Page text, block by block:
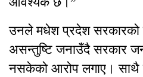
उनले मधेश प्रदेश सरकारको
असन्तुष्टि जनाउँदै सरकार
नसकेको आरोप लगाए। साथै